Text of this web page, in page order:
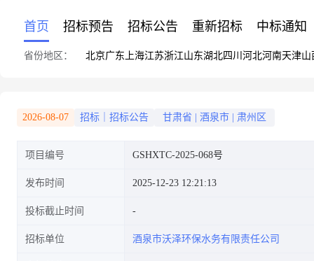
首页 招标预告 招标公告 重新招标 中标通知
省份地区： 北京广东 上海江苏浙江山东湖北四川 河北河南天津山
2026-08-07 招标｜招标公告 甘肃省 酒泉市 肃州区
项目编号 GSHXTC-2025-068号
发布时间 2025-12-23 12:21:13
投标截止时间
招标单位 酒泉市沃泽环保水务有限责任公司